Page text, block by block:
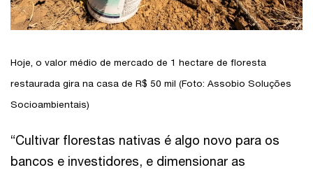
Hoje, o valor médio de mercado de 1 hectare de floresta
restaurada gira na casa de R$ 50 mil (Foto: Assobio Soluções
Socioambientais)
“Cultivar florestas nativas é algo novo para os
bancos e investidores, e dimensionar as